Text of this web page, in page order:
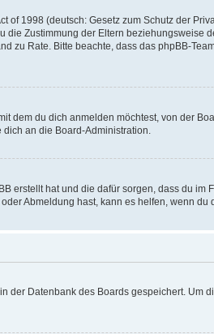
of 1998 (deutsch: Gesetz zum Schutz der
Zustimmung der Eltern
zu Rate. Bitte beachte, dass das phpBB-
dem du dich anmelden möchtest, von der
an die Board-Administration.
erstellt hat und die dafür sorgen, dass du
Abmeldung hast, kann es helfen, wenn du
Datenbank des Boards gespeichert. Um